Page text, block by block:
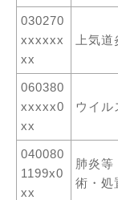
030270
xxxxxx
xx
上気道
060380
xxxxx0
xx
ウイ
040080
1199x0
xx
肺炎
術・処